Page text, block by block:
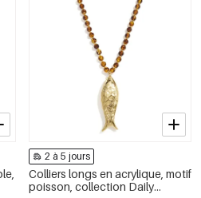
2 à 5 jours
Colliers longs en acrylique, motif
poisson, collection Daily